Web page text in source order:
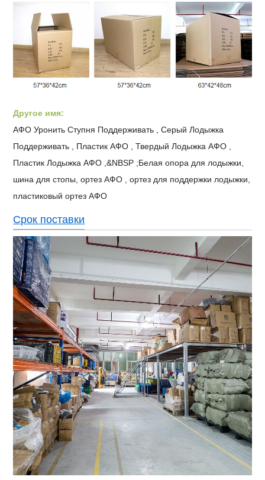
Другое имя:
АФО Уронить Ступня Поддерживать , Серый Лодыжка
Поддерживать , Пластик АФО , Твердый Лодыжка АФО ,
Пластик Лодыжка АФО ,&NBSP ;Белая опора для лодыжки,
шина для стопы, ортез АФО , ортез для поддержки лодыжки,
пластиковый ортез АФО
Срок поставки